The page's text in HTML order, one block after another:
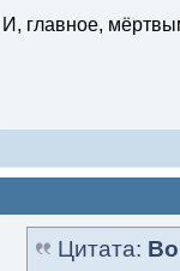
И, главное,
Цитата: